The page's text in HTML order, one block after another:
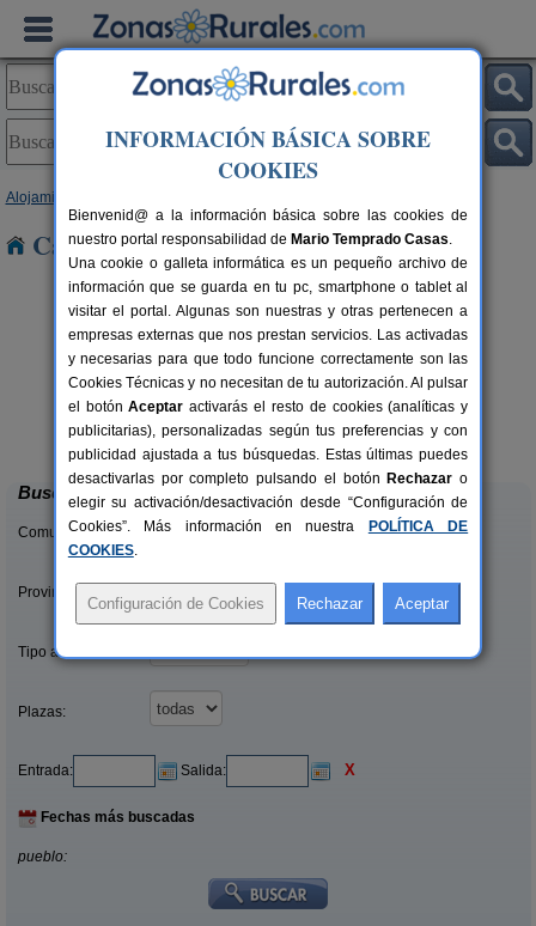
Alojamientos
Casas Rurales cerca de Loiola
60 pers.
desde23 €
Hotel Rural Gurutzeberri
Oiartzun (Guipúzcoa)
Buscar
Comunidades:
Provincias/Islas:
Tipo alquiler:
Plazas:
Entrada: Salida: X
Fechas más buscadas
pueblo:
INFORMACIÓN BÁSICA SOBRE
COOKIES
Bienvenid@ a la información básica sobre las cookies de
nuestro portal responsabilidad de Mario Temprado Casas.
Una cookie o galleta informática es un pequeño archivo de
información que se guarda en tu pc, smartphone o tablet al
visitar el portal. Algunas son nuestras y otras pertenecen a
empresas externas que nos prestan servicios. Las activadas
y necesarias para que todo funcione correctamente son las
Cookies Técnicas y no necesitan de tu autorización. Al pulsar
el botónAceptar activarás el resto de cookies (analíticas y
publicitarias), personalizadas según tus preferencias y con
publicidad ajustada a tus búsquedas. Estas últimas puedes
desactivarlas por completo pulsando el botón Rechazar o
elegir su activación/desactivación desde “Configuración de
Cookies”. Más información en nuestra
POLÍTICA DE
COOKIES.